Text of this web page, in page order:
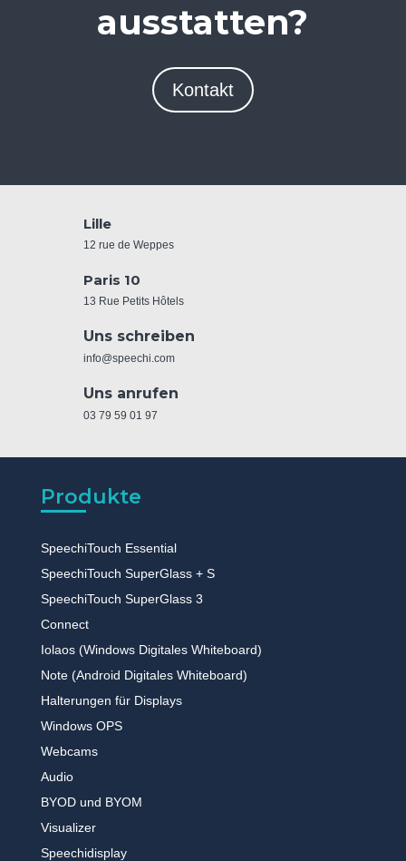
ausstatten?
Kontakt
Lille
12 rue de Weppes
Paris 10
13 Rue Petits Hôtels
Uns schreiben
info@speechi.com
Uns anrufen
03 79 59 01 97
Produkte
SpeechiTouch Essential
SpeechiTouch SuperGlass + S
SpeechiTouch SuperGlass 3
Connect
Iolaos (Windows Digitales Whiteboard)
Note (Android Digitales Whiteboard)
Halterungen für Displays
Windows OPS
Webcams
Audio
BYOD und BYOM
Visualizer
Speechidisplay